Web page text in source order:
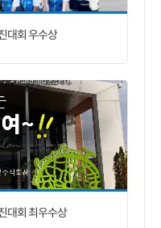
대회 우수상
대회 최우수상